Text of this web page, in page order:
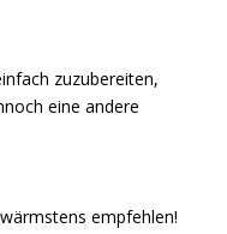
zuzubereiten,
eine andere
empfehlen!